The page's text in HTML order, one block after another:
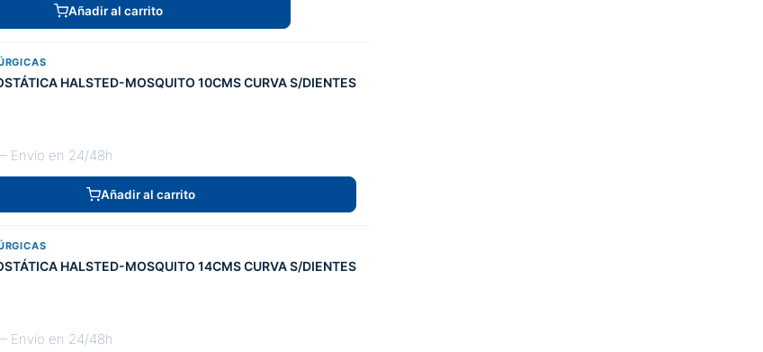
Añadir al carrito
HALSTED-MOSQUITO 10CMS CURVA S/DIENTES
Envío en 24/48h
Añadir al carrito
HALSTED-MOSQUITO 14CMS CURVA S/DIENTES
Envío en 24/48h